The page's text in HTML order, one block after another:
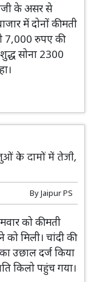
के असर से
में दोनों कीमती
7,000 रुपए की
सोना 2300
के दामों में तेजी,
ByJaipur PS
को कीमती
मिली। चांदी की
उछाल दर्ज किया
किलो पहुंच गया।